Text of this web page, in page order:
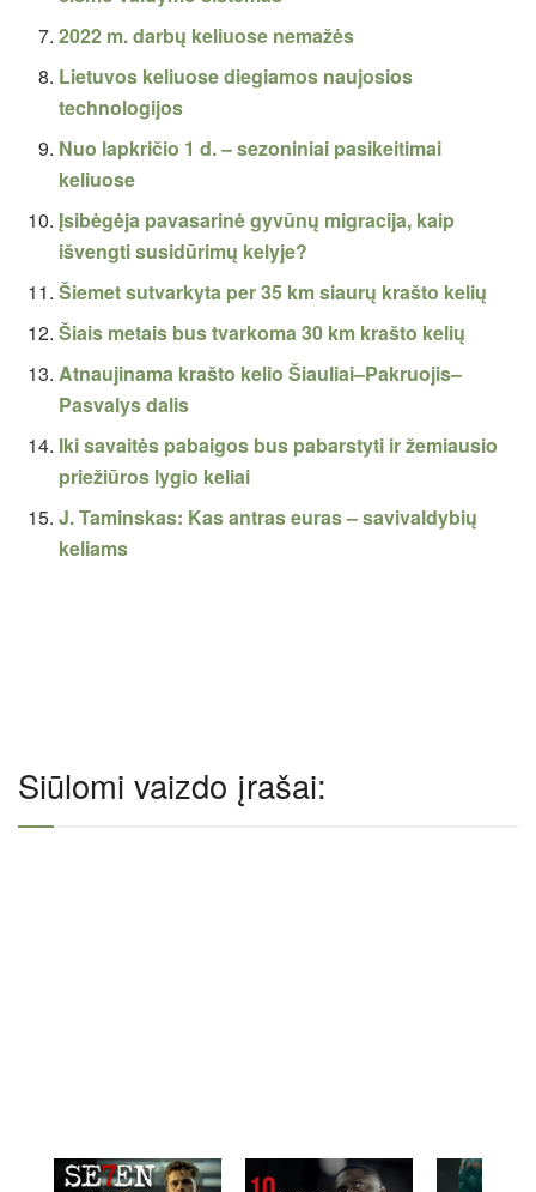
2022 m. darbų keliuose nemažės
Lietuvos keliuose diegiamos naujosios
technologijos
Nuo lapkričio 1 d. – sezoniniai pasikeitimai
keliuose
Įsibėgėja pavasarinė gyvūnų migracija, kaip
išvengti susidūrimų kelyje?
Šiemet sutvarkyta per 35 km siaurų krašto kelių
Šiais metais bus tvarkoma 30 km krašto kelių
Atnaujinama krašto kelio Šiauliai–Pakruojis–
Pasvalys dalis
Iki savaitės pabaigos bus pabarstyti ir žemiausio
priežiūros lygio keliai
J. Taminskas: Kas antras euras – savivaldybių
keliams
Siūlomi vaizdo įrašai: